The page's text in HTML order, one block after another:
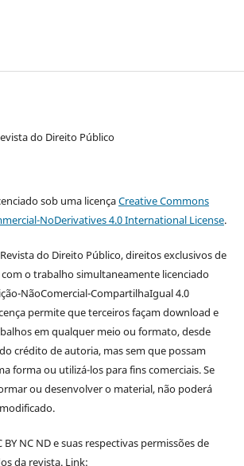
do Direito Público
sob uma licençaCreative Commons
NoDerivatives 4.0 International License.
do Direito Público, direitos exclusivos de
o trabalho simultaneamente licenciado
NãoComercial-CompartilhaIgual 4.0
permite que terceiros façam download e
em qualquer meio ou formato, desde
crédito de autoria, mas sem que possam
forma ou utilizá-los para fins comerciais. Se
ou desenvolver o material, não poderá
BY NC ND e suas respectivas permissões de
da revista. Link: